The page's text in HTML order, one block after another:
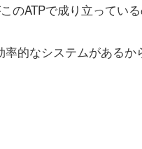
ATPで成り立っている
的なシステムがあるか